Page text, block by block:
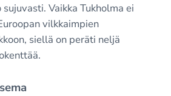
Vaikka Tukholma ei
vilkkaimpien
siellä on peräti neljä